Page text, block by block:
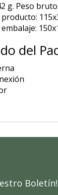
g. Peso
del
Boletín!